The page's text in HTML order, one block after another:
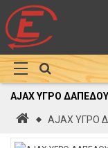
Show
Megamenu
AJAX ΥΓΡΟ ΔΑΠΕΔΟΥ
ΑρχικήAJAX ΥΓΡΟ